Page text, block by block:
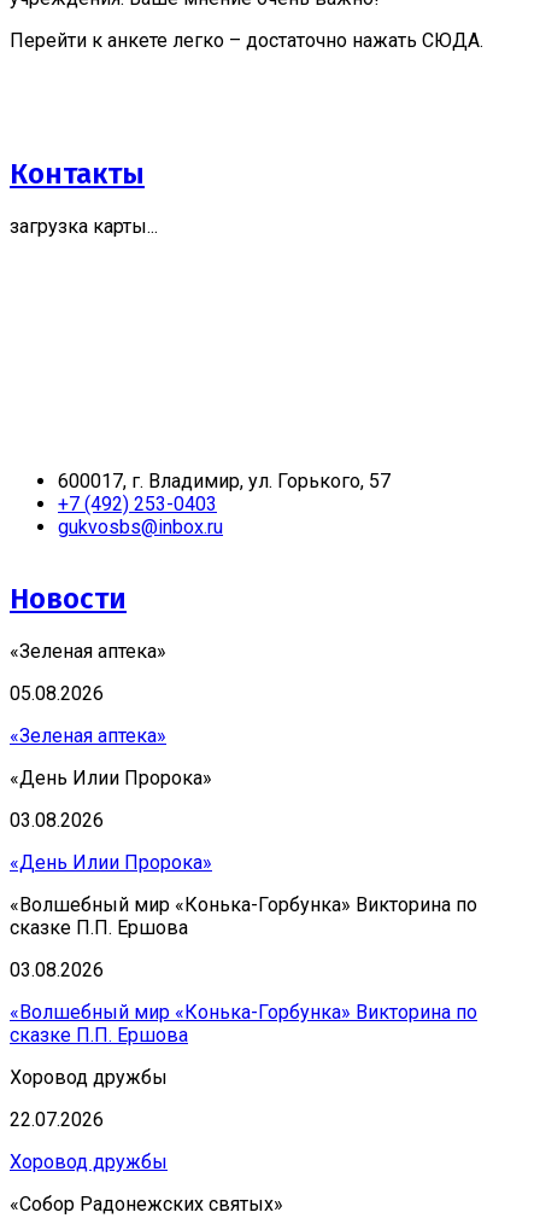
Перейти к анкете легко – достаточно нажать СЮДА.
Контакты
загрузка карты...
600017, г. Владимир, ул. Горького, 57
+7 (492) 253-0403
gukvosbs@inbox.ru
Новости
«Зеленая аптека»
05.08.2026
«Зеленая аптека»
«День Илии Пророка»
03.08.2026
«День Илии Пророка»
«Волшебный мир «Конька-Горбунка» Викторина по
сказке П.П. Ершова
03.08.2026
«Волшебный мир «Конька-Горбунка» Викторина по
сказке П.П. Ершова
Хоровод дружбы
22.07.2026
Хоровод дружбы
«Собор Радонежских святых»